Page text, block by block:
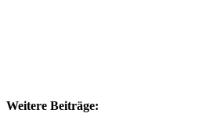
Weitere Beiträge: